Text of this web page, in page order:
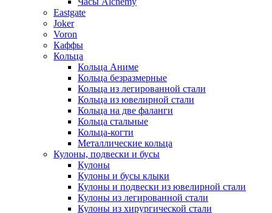
Eastgate
Joker
Voron
Каффы
Кольца
Кольца Аниме
Кольца безразмерные
Кольца из легированной стали
Кольца из ювелирной стали
Кольца на две фаланги
Кольца стальные
Кольца-когти
Металлические кольца
Кулоны, подвески и бусы
Кулоны
Кулоны и бусы клыки
Кулоны и подвески из ювелирной стали
Кулоны из легированной стали
Кулоны из хирургической стали